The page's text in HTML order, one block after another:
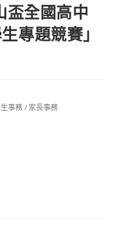
盃全國高中
專題競賽」
事務/ 家長事務